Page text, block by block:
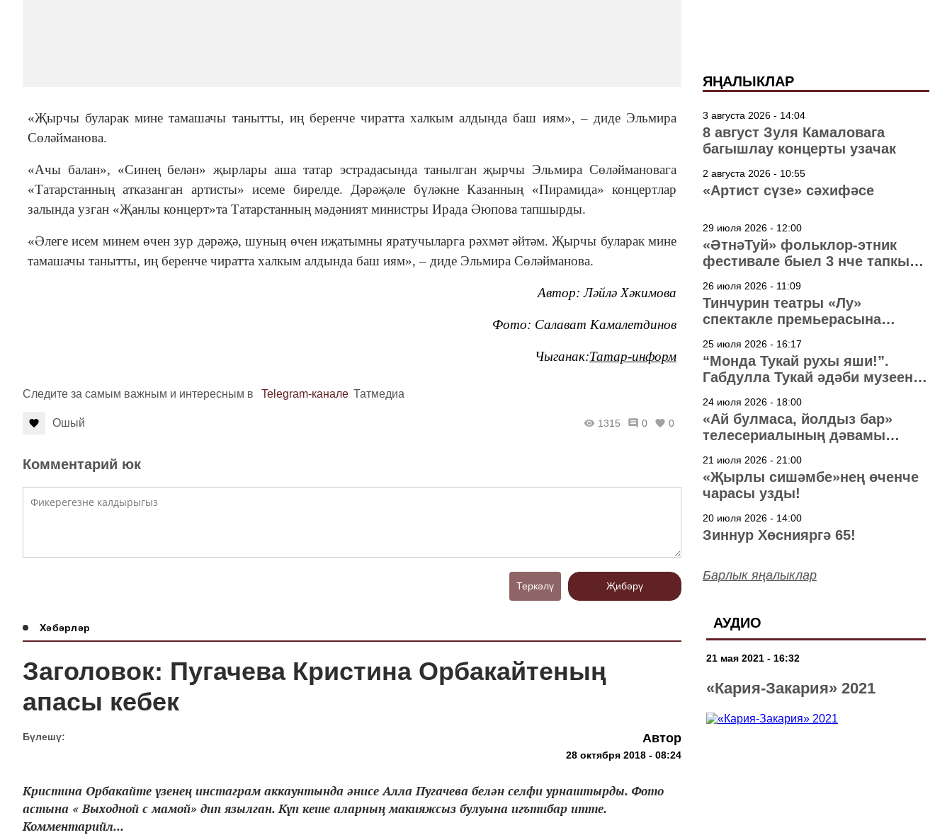
«Җырчы буларак мине тамашачы танытты, иң беренче чиратта халкым алдында баш иям», – диде Эльмира
Сөләйманова.
«Ачы балан», «Синең белән» җырлары аша татар эстрадасында танылган җырчы Эльмира Сөләймановага
«Татарстанның атказанган артисты» исеме бирелде. Дәрәҗәле бүләкне Казанның «Пирамида» концертлар
залында узган «Җанлы концерт»та Татарстанның мәдәният министры Ирада Әюпова тапшырды.
«Әлеге исем минем өчен зур дәрәҗә, шуның өчен иҗатымны яратучыларга рәхмәт әйтәм. Җырчы буларак мине
тамашачы танытты, иң беренче чиратта халкым алдында баш иям», – диде Эльмира Сөләйманова.
Автор: Ләйлә Хәкимова
Фото: Салават Камалетдинов
Чыганак:Татар-информ
Следите за самым важным и интересным в Telegram-канале Татмедиа
Ошый 1315 0 0
Комментарий юк
Теркәлү Җибәрү
Хәбәрләр
Заголовок: Пугачева Кристина Орбакайтеның
апасы кебек
Бүлешү: Автор
28 октября 2018 - 08:24
Кристина Орбакайте үзенең инстаграм аккаунтында әнисе Алла Пугачева белән селфи урнаштырды. Фото
астына « Выходной с мамой» дип язылган. Күп кеше аларның макияжсыз булуына игътибар итте.
Комментарийл...
ЯҢАЛЫКЛАР
3 августа 2026 - 14:04
8 август Зуля Камаловага
багышлау концерты узачак
2 августа 2026 - 10:55
«Артист сүзе» сәхифәсе
29 июля 2026 - 12:00
«ӘтнәТуй» фольклор-этник
фестивале быел 3 нче тапкыр
26 июля 2026 - 11:09
Тинчурин театры «Лу»
спектакле премьерасына
25 июля 2026 - 16:17
“Монда Тукай рухы яши!”.
Габдулла Тукай әдәби музеена
24 июля 2026 - 18:00
«Ай булмаса, йолдыз бар»
телесериалының дәвамы
21 июля 2026 - 21:00
«Җырлы сишәмбе»нең өченче
чарасы узды!
20 июля 2026 - 14:00
Зиннур Хөснияргә 65!
Барлык яңалыклар
АУДИО
21 мая 2021 - 16:32
«Кария-Закария» 2021